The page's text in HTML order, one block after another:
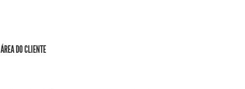
ÁREA DO CLIENTE